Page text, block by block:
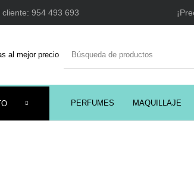
954 493 693
PERFUMES MAQUILLAJE